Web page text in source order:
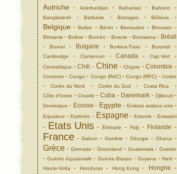
Autriche - Azerbaïdjan - Bahamas- Bahreïn -
Bangladesh -Barbade - Barrages-Bélarus -
Belgique -Belize - Bénin -Bermudes - Bhoutan -
Birmanie -Bolivie -Bornéo - Bosnie - Botswana - Brésil
- Brunei- Bulgarie -Burkina Faso -Burundi -
Cambodge - Cameroun -Canada - Cap Vert-
Centrafrique -Chili - Chine-Chypre -Colombie -
Comores - Congo - Congo (RdC)-Congo (RPC) - Corée
- Corée du Nord - Corée du Sud -Costa Rica -
Côte d'Ivoire -Croatie -Cuba - Danemark - Djibouti-
Dominique - Ecosse - Egypte - Emirats arabes unis-
Equateur-Erythrée - Espagne- Estonie - Eswatini
- Etats Unis -Éthiopie - Fidji- Finlande -
France - Gabon - Gambie - Géorgie - Ghana -
Grèce - Grenade - Groenland - Guatemala - Guinée
- Guinée équatoriale - Guinée-Bissau -Guyana -Haïti -
Haute-Volta - Honduras- Hong Kong - Hongrie -